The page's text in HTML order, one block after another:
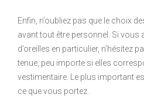
Enfin, n’oubliez pas que le choix
avant tout être personnel. Si vous
d’oreilles en particulier, n’hésitez
tenue, peu importe si elles
vestimentaire. Le plus important
ce que vous portez.